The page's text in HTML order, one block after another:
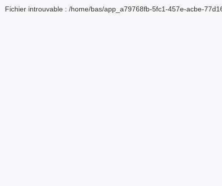
Fichier introuvable : /home/bas/app_a79768fb-5fc1-457e-acbe-